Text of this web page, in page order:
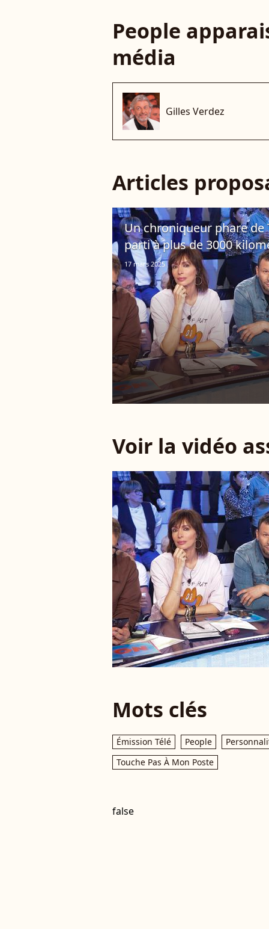
People
média
Gilles Verdez
Articles
Un chroniqueur phare de
parti à plus de 3000
17 mars 2025
Voir la vidéo
Mots clés
Émission Télé People
Touche Pas À Mon Poste
false